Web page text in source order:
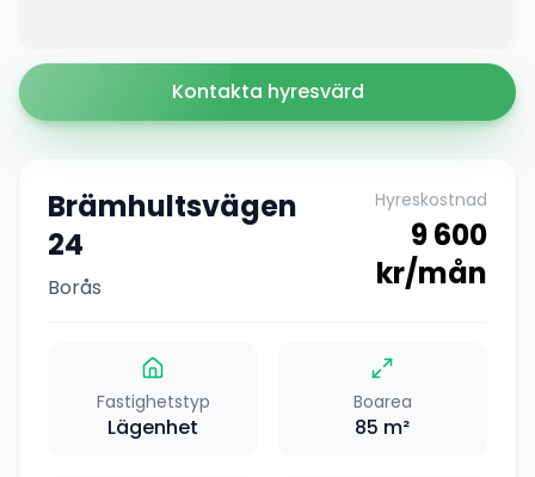
Kontakta hyresvärd
Brämhultsvägen
24
Borås
Hyreskostnad
9 600
kr/mån
Fastighetstyp
Lägenhet
Boarea
85 m²